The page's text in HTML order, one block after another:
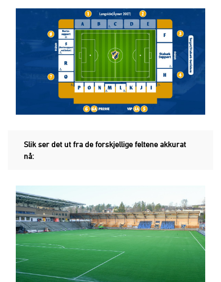
Slik ser det ut fra de forskjellige feltene akkurat
nå: